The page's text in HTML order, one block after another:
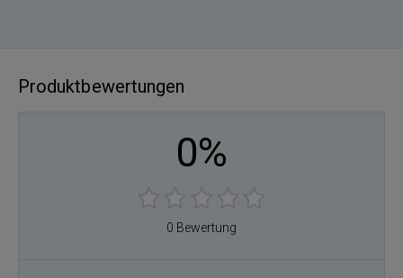
Produktbewertungen
0%
0 Bewertung